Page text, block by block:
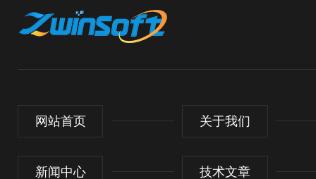
网站首页 关于我们
新闻中心 技术文章